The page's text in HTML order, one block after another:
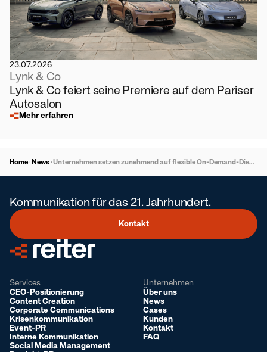
23.07.2026
Lynk & Co
Lynk & Co feiert seine Premiere auf dem Pariser
Autosalon
Mehr erfahren
Home News Unternehmen setzen zunehmend auf flexible On-Demand-Dienste – doch steigende Kosten, Komplexität und Governance-Lücken gefährden den gewonnenen Mehrwert
Kommunikation für das 21. Jahrhundert.
Kontakt
Services
CEO-Positionierung
Content Creation
Corporate Communications
Krisenkommunikation
Event-PR
Interne Kommunikation
Social Media Management
Unternehmen
Über uns
News
Cases
Kunden
Kontakt
FAQ